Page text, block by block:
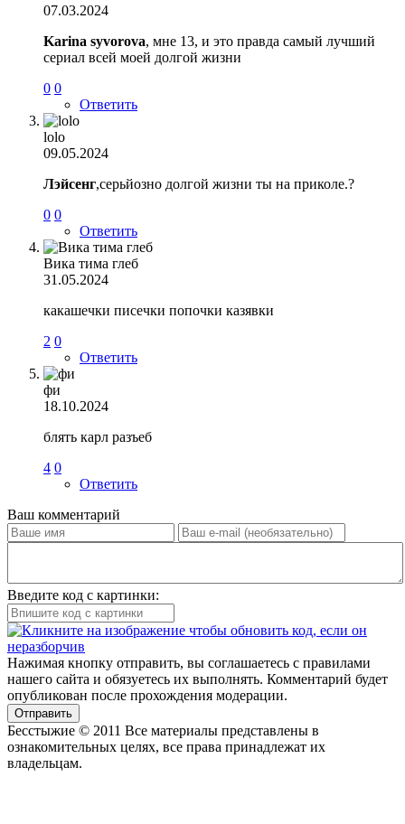
07.03.2024
Karina syvorova, мне 13, и это правда самый лучший
сериал всей моей долгой жизни
0 0
Ответить
lolo
09.05.2024
Лэйсенг,серьйозно долгой жизни ты на приколе.?
0 0
Ответить
Вика тима глеб
31.05.2024
какашечки писечки попочки казявки
2 0
Ответить
фи
18.10.2024
блять карл разъеб
4 0
Ответить
Ваш комментарий
Введите код с картинки:
Нажимая кнопку отправить, вы соглашаетесь с правилами
нашего сайта и обязуетесь их выполнять. Комментарий будет
опубликован после прохождения модерации.
Отправить
Бесстыжие © 2011 Все материалы представлены в
ознакомительных целях, все права принадлежат их
владельцам.